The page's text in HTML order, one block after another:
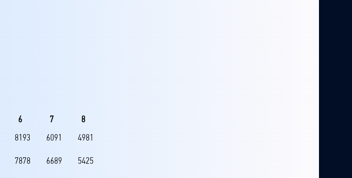
6 7
8
8193 6091 4981
7878 6689 5425